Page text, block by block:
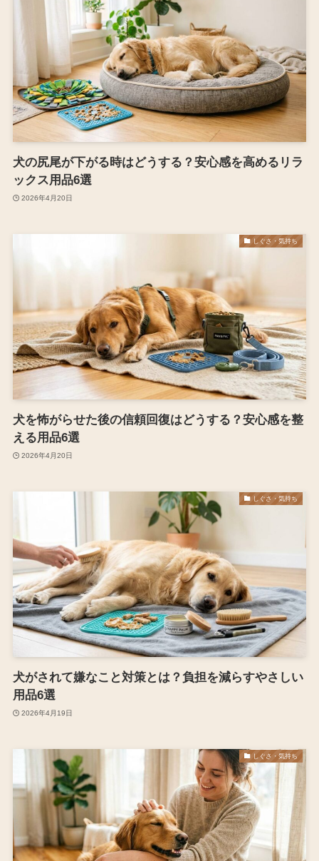
犬の尻尾が下がる時はどうする？安心感を高めるリラ
ックス用品6選
2026年4月20日
しぐさ・気持ち
犬を怖がらせた後の信頼回復はどうする？安心感を整
える用品6選
2026年4月20日
しぐさ・気持ち
犬がされて嫌なこと対策とは？負担を減らすやさしい
用品6選
2026年4月19日
しぐさ・気持ち